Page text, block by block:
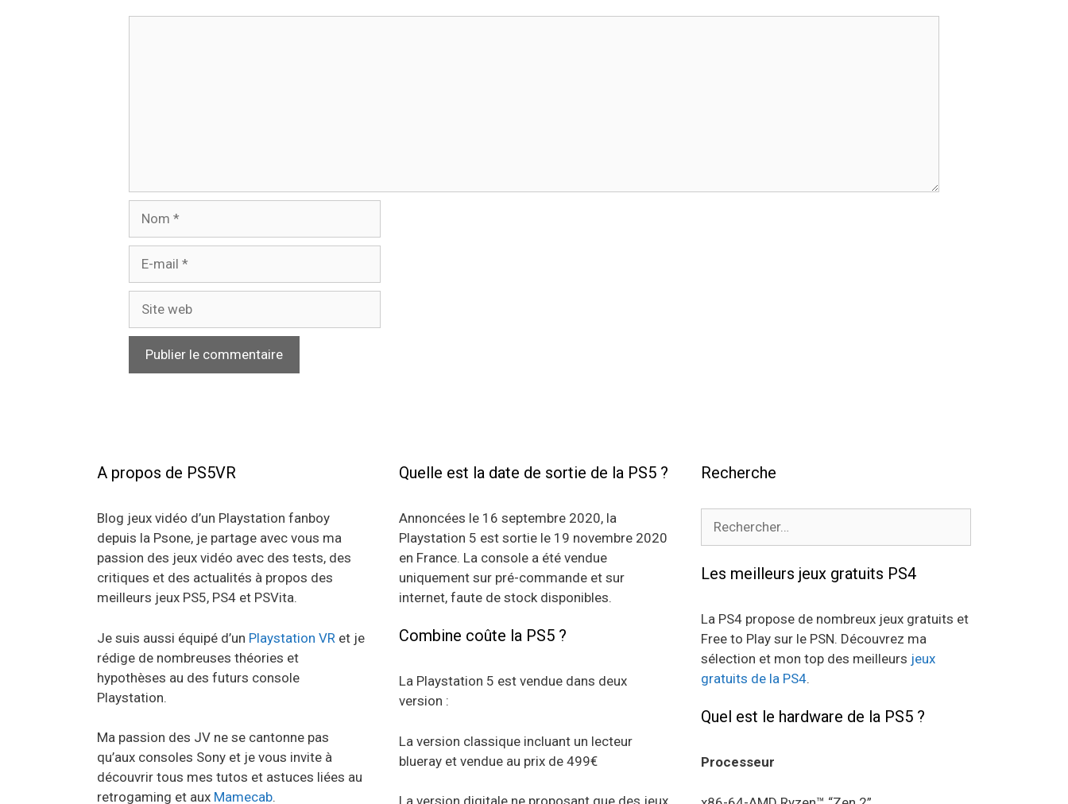
A propos de PS5VR
Blog jeux vidéo d’un Playstation fanboy
depuis la Psone, je partage avec vous ma
passion des jeux vidéo avec des tests, des
critiques et des actualités à propos des
meilleurs jeux PS5, PS4 et PSVita.
Je suis aussi équipé d’un Playstation VR et je
rédige de nombreuses théories et
hypothèses au des futurs console
Playstation.
Ma passion des JV ne se cantonne pas
qu’aux consoles Sony et je vous invite à
découvrir tous mes tutos et astuces liées au
retrogaming et aux Mamecab.
Quelle est la date de sortie de la PS5 ?
Annoncées le 16 septembre 2020, la
Playstation 5 est sortie le 19 novembre 2020
en France. La console a été vendue
uniquement sur pré-commande et sur
internet, faute de stock disponibles.
Combine coûte la PS5 ?
La Playstation 5 est vendue dans deux
version :
La version classique incluant un lecteur
blueray et vendue au prix de 499€
Recherche
Les meilleurs jeux gratuits PS4
La PS4 propose de nombreux jeux gratuits et
Free to Play sur le PSN. Découvrez ma
sélection et mon top des meilleurs jeux
gratuits de la PS4.
Quel est le hardware de la PS5 ?
Processeur